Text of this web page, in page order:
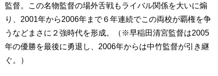
監督。この名物監督の場外舌戦もライバル関係を大いに煽
り、2001年から2006年まで６年連続でこの両校が覇権を争
うなどまさに２強時代を形成。（※早稲田清宮監督は2005
年の優勝を最後に勇退し、2006年からは中竹監督が引き継
ぐ。）